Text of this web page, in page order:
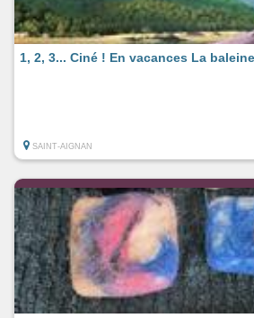
1, 2, 3... Ciné ! En vacances La
SAINT-AIGNAN